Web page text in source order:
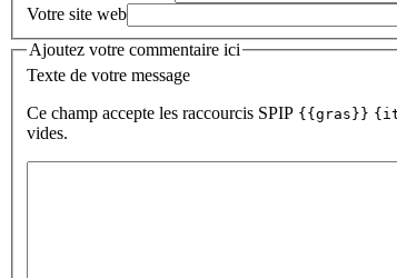
Votre site web
Ajoutez votre commentaire ici
Texte de votre message
Ce champ accepte les raccourcis SPIP {{gras}}
vides.